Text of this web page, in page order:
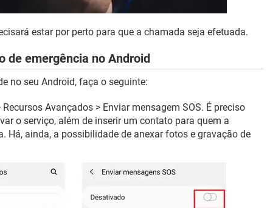
estar por perto para que a chamada seja efetuada.
de emergência no Android
no seu Android, faça o seguinte:
Avançados > Enviar mensagem SOS. É preciso
o serviço, além de inserir um contato para quem a
Há, ainda, a possibilidade de anexar fotos e gravação de